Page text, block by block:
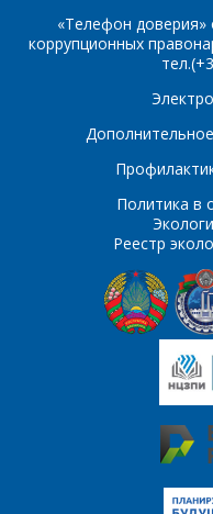
«Телефон доверия»
коррупционных
Политика в
Реестр
поля
Я
*-
поля